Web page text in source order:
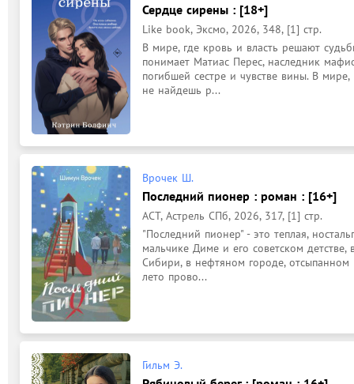
Сердце сирены : [18+]
Like book, Эксмо, 2026, 348, [1] стр.
В мире, где кровь и власть решают
понимает Матиас Перес, наследник
погибшей сестре и чувстве вины. В
не найдешь р...
Врочек Ш.
Последний пионер : роман : [16+]
АСТ, Астрель СПб, 2026, 317, [1] стр.
"Последний пионер" - это теплая,
мальчике Диме и его советском
Сибири, в нефтяном городе,
лето прово...
Гильм Э.